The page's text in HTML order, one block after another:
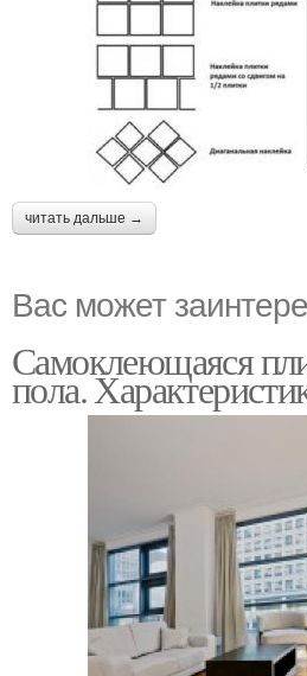
читать дальше →
Вас может
Самоклеющаяся
пола.